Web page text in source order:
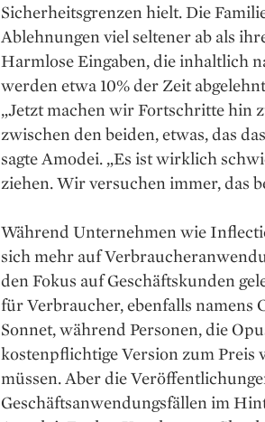
Sicherheitsgrenzen hielt. Die
Ablehnungen viel seltener ab als
Harmlose Eingaben, die inhaltlich
werden etwa 10% der Zeit
„Jetzt machen wir Fortschritte hin
zwischen den beiden, etwas, das
sagte Amodei. „Es ist wirklich
ziehen. Wir versuchen immer, das
Während Unternehmen wie
sich mehr auf
den Fokus auf Geschäftskunden
für Verbraucher, ebenfalls namens
Sonnet, während Personen, die
kostenpflichtige Version zum
müssen. Aber die
Geschäftsanwendungsfällen im